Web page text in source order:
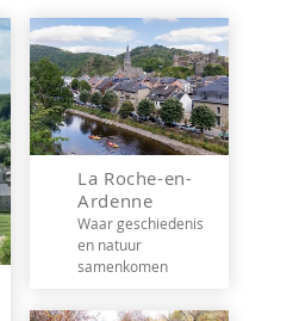
La Roche-en-
Ardenne
Waar geschiedenis
en natuur
samenkomen